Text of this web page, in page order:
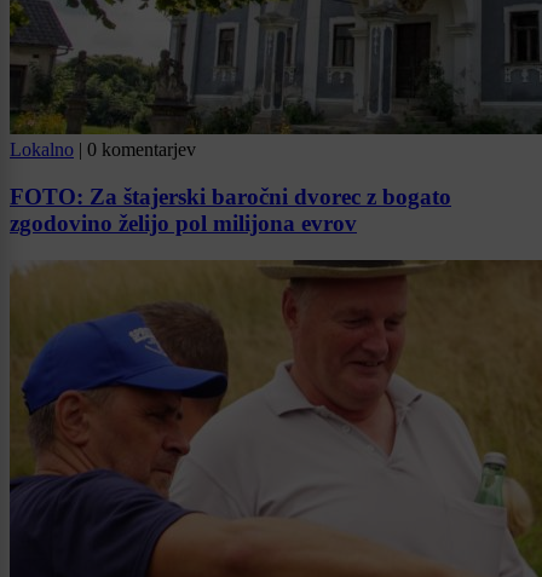
Lokalno 0 komentarjev
FOTO: Za štajerski baročni dvorec z bogato
zgodovino želijo pol milijona evrov